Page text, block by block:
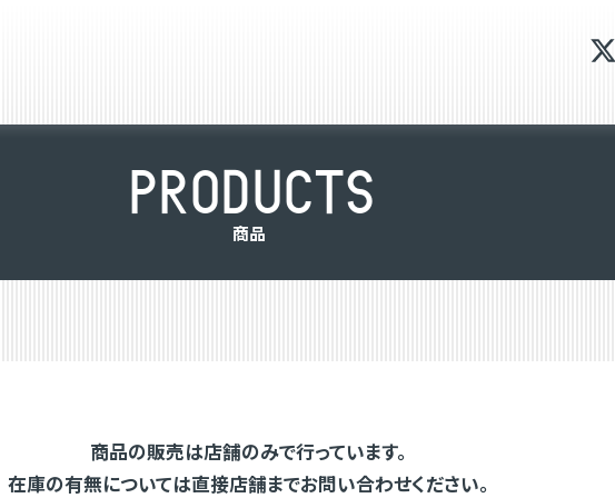
PRODUCTS
商品
商品の販売は店舗のみで行っています。
在庫の有無については直接店舗までお問い合わせください。